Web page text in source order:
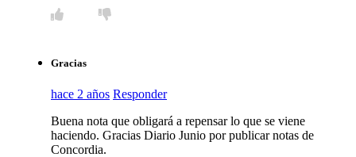
Gracias
hace 2 años Responder
Buena nota que obligará a repensar lo que se viene
haciendo. Gracias Diario Junio por publicar notas de
Concordia.